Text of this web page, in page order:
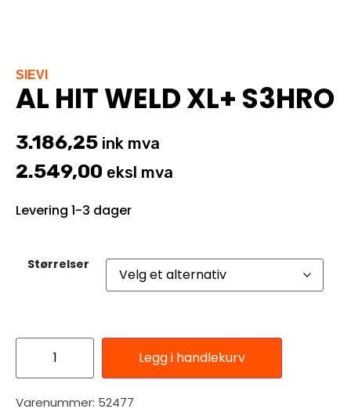
SIEVI
AL HIT WELD XL+ S3HRO
3.186,25 ink mva
2.549,00 eksl mva
Levering 1-3 dager
Størrelser
Legg i handlekurv
Varenummer: 52477